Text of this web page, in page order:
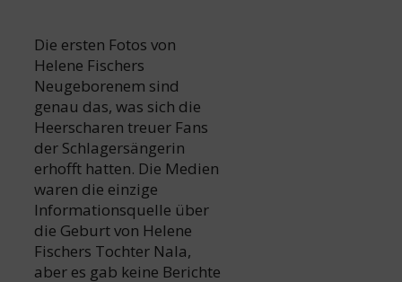
Die ersten Fotos von
Helene Fischers
Neugeborenem sind
genau das, was sich die
Heerscharen treuer Fans
der Schlagersängerin
erhofft hatten. Die Medien
waren die einzige
Informationsquelle über
die Geburt von Helene
Fischers Tochter Nala,
aber es gab keine Berichte